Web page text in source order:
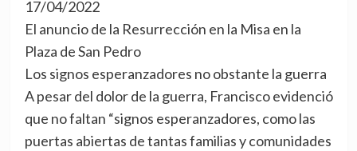
17/04/2022
El anuncio de la Resurrección en la Misa en la
Plaza de San Pedro
Los signos esperanzadores no obstante la guerra
A pesar del dolor de la guerra, Francisco evidenció
que no faltan “signos esperanzadores, como las
puertas abiertas de tantas familias y comunidades